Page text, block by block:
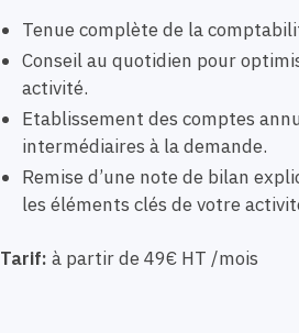
Tenue complète de la
Conseil au quotidien pour
activité.
Etablissement des comptes
intermédiaires à la demande.
Remise d’une note de bilan
les éléments clés de votre
Tarif: à partir de 49€ HT /mois